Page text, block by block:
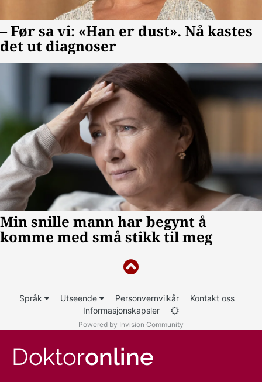
Språk Utseende Personvernvilkår
Kontakt oss
Informasjonskapsler
Powered by Invision Community
Doktoronline